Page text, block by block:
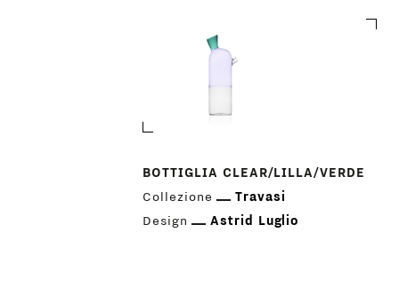
BOTTIGLIA CLEAR/LILLA/VERDE
Collezione
Travasi
Design
Astrid Luglio